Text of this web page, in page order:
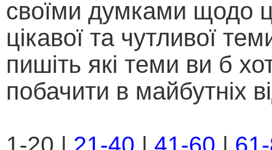
своїми думками щодо
цікавої та чутливої
пишіть які теми ви б
побачити в майбутніх